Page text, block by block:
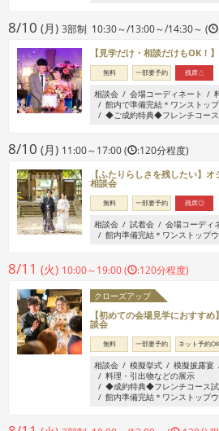
8/10 (月) 3部制 10:30～/13:00～/14:30～ (
【見学だけ・相談だけもOK！
無料 一部要予約 残席△
相談会 会場コーディネート
館内で準備完結＊ワンストッ
◆ご成約特典◆フレンチコー
8/10 (月) 11:00～17:00 ( :120分程度)
【ふたりらしさを残したい】
相談会
無料 一部要予約 残席◎
相談会 試着会 会場コーディ
館内準備完結＊ワンストップ
8/11 (火) 10:00～19:00 ( :120分程度)
クローズアップ
【初めての会場見学におすす
談会
無料 一部要予約 ネット予約OK
相談会 模擬挙式 模擬披露宴
料理・引出物などの展示
◆成約特典◆フレンチコース
館内準備完結＊ワンストップ